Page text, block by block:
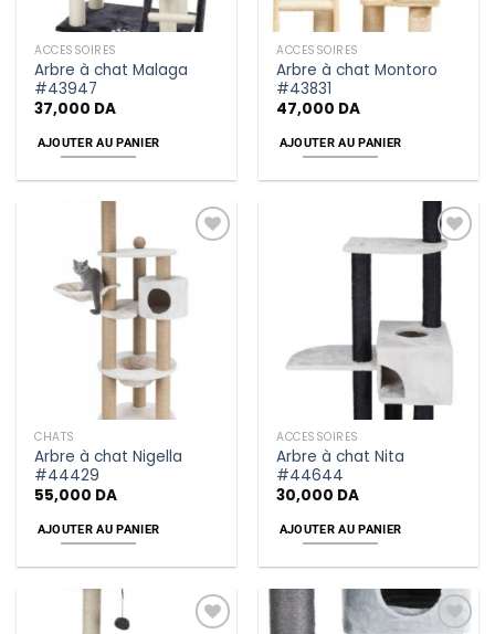
ACCESSOIRES
Arbre à chat Malaga
#43947
37,000 DA
AJOUTER AU PANIER
ACCESSOIRES
Arbre à chat Montoro
#43831
47,000 DA
AJOUTER AU PANIER
CHATS
Arbre à chat Nigella
#44429
55,000 DA
AJOUTER AU PANIER
Add
wishlist
ACCESSOIRES
Arbre à chat Nita
#44644
30,000 DA
AJOUTER AU PANIER